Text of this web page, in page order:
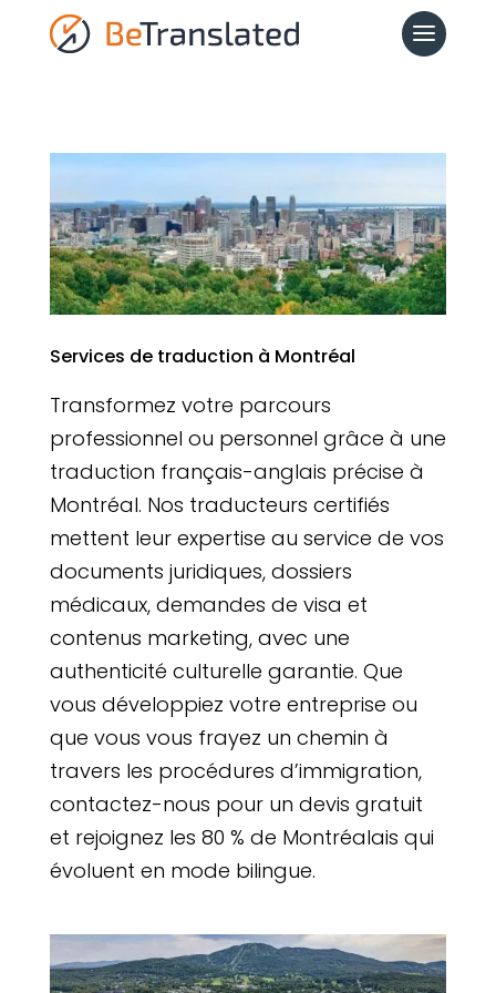
Services de traduction à Montréal
Transformez votre parcours
professionnel ou personnel grâce à une
traduction français-anglais précise à
Montréal. Nos traducteurs certifiés
mettent leur expertise au service de vos
documents juridiques, dossiers
médicaux, demandes de visa et
contenus marketing, avec une
authenticité culturelle garantie. Que
vous développiez votre entreprise ou
que vous vous frayez un chemin à
travers les procédures d’immigration,
contactez-nous pour un devis gratuit
et rejoignez les 80 % de Montréalais qui
évoluent en mode bilingue.